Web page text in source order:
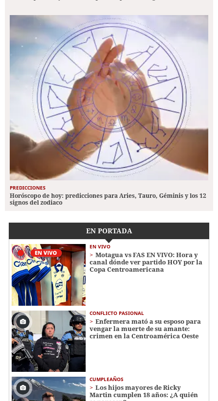
PREDICCIONES
Horóscopo de hoy: predicciones para Aries, Tauro, Géminis y los 12
signos del zodiaco
EN PORTADA
EN VIVO
Motagua vs FAS EN VIVO: Hora y
canal dónde ver partido HOY por la
Copa Centroamericana
CONFLICTO PASIONAL
Enfermera mató a su esposo para
vengar la muerte de su amante:
crimen en la Centroamérica Oeste
CUMPLEAÑOS
Los hijos mayores de Ricky
Martin cumplen 18 años: ¿A quién